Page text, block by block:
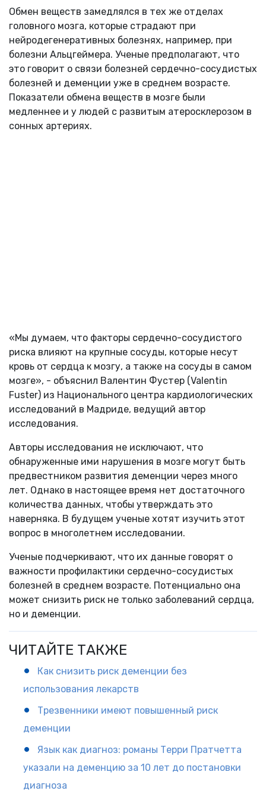
Обмен веществ замедлялся в тех же отделах
головного мозга, которые страдают при
нейродегенеративных болезнях, например, при
болезни Альцгеймера. Ученые предполагают, что
это говорит о связи болезней сердечно-сосудистых
болезней и деменции уже в среднем возрасте.
Показатели обмена веществ в мозге были
медленнее и у людей с развитым атеросклерозом в
сонных артериях.
«Мы думаем, что факторы сердечно-сосудистого
риска влияют на крупные сосуды, которые несут
кровь от сердца к мозгу, а также на сосуды в самом
мозге», - объяснил Валентин Фустер (Valentin
Fuster) из Национального центра кардиологических
исследований в Мадриде, ведущий автор
исследования.
Авторы исследования не исключают, что
обнаруженные ими нарушения в мозге могут быть
предвестником развития деменции через много
лет. Однако в настоящее время нет достаточного
количества данных, чтобы утверждать это
наверняка. В будущем ученые хотят изучить этот
вопрос в многолетнем исследовании.
Ученые подчеркивают, что их данные говорят о
важности профилактики сердечно-сосудистых
болезней в среднем возрасте. Потенциально она
может снизить риск не только заболеваний сердца,
но и деменции.
ЧИТАЙТЕ ТАКЖЕ
Как снизить риск деменции без
использования лекарств
Трезвенники имеют повышенный риск
деменции
Язык как диагноз: романы Терри Пратчетта
указали на деменцию за 10 лет до постановки
диагноза